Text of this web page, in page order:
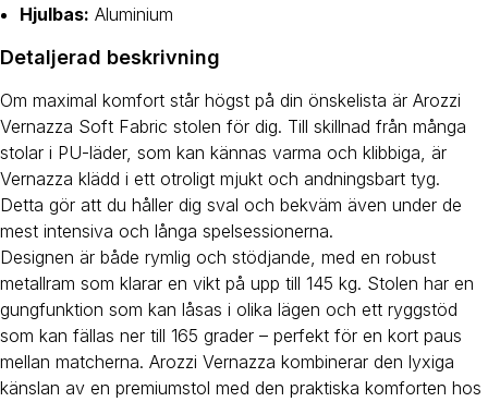
Hjulbas: Aluminium
Detaljerad beskrivning
Om maximal komfort står högst på din önskelista är Arozzi
Vernazza Soft Fabric stolen för dig. Till skillnad från många
stolar i PU-läder, som kan kännas varma och klibbiga, är
Vernazza klädd i ett otroligt mjukt och andningsbart tyg.
Detta gör att du håller dig sval och bekväm även under de
mest intensiva och långa spelsessionerna.
Designen är både rymlig och stödjande, med en robust
metallram som klarar en vikt på upp till 145 kg. Stolen har en
gungfunktion som kan låsas i olika lägen och ett ryggstöd
som kan fällas ner till 165 grader – perfekt för en kort paus
mellan matcherna. Arozzi Vernazza kombinerar den lyxiga
känslan av en premiumstol med den praktiska komforten hos